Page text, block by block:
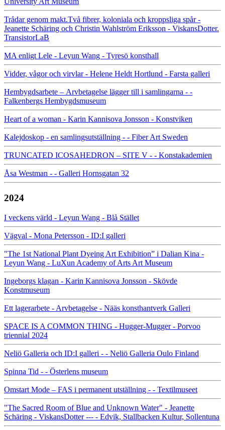
Trådar genom makt.Två fibrer, koloniala och kroppsliga spår -
Jeanette Schäring och Christin Wahlström Eriksson - ViskansDotter.
TransistorLaB
MA enligt Lele - Leyun Wang - Tyresö konsthall
Vidder, vågor och virvlar - Helene Heldt Hortlund - Farsta galleri
Hembygdsarbete – Arvbetagelse lägger till i samlingarna - -
Falkenbergs Hembygdsmuseum
Heart of a woman - Karin Kannisova Jonsson - Konstviken
Kalejdoskop - en samlingsutställning - - Fiber Art Sweden
TRUNCATED ICOSAHEDRON – SITE V - - Konstakademien
Åsa Westman - - Galleri Hornsgatan 32
2024
I veckens värld - Leyun Wang - Blå Stället
Vägval - Mona Petersson - ID:I galleri
"The 1st National Plant Dyeing Art Exhibition” i Dalian Kina -
Leyun Wang - LuXun Academy of Arts Art Museum
Ingeborgs klagan - Karin Kannisova Jonsson - Skövde
Konstmuseum
Ett lagerarbete - Arvbetagelse - Nääs konsthantverk Galleri
SPACE IS A COMMON THING - Hugger-Mugger - Porvoo
triennial 2024
Neliö Galleria och ID:I galleri - - Neliö Galleria Oulo Finland
Spinna Tid - - Österlens museum
Omstart Mode – FAS i permanent utställning - - Textilmuseet
"The Sacred Room of Blue and Unknown Water" - Jeanette
Schäring - ViskansDotter --- - Edvik, Stallbacken Kultur, Sollentuna